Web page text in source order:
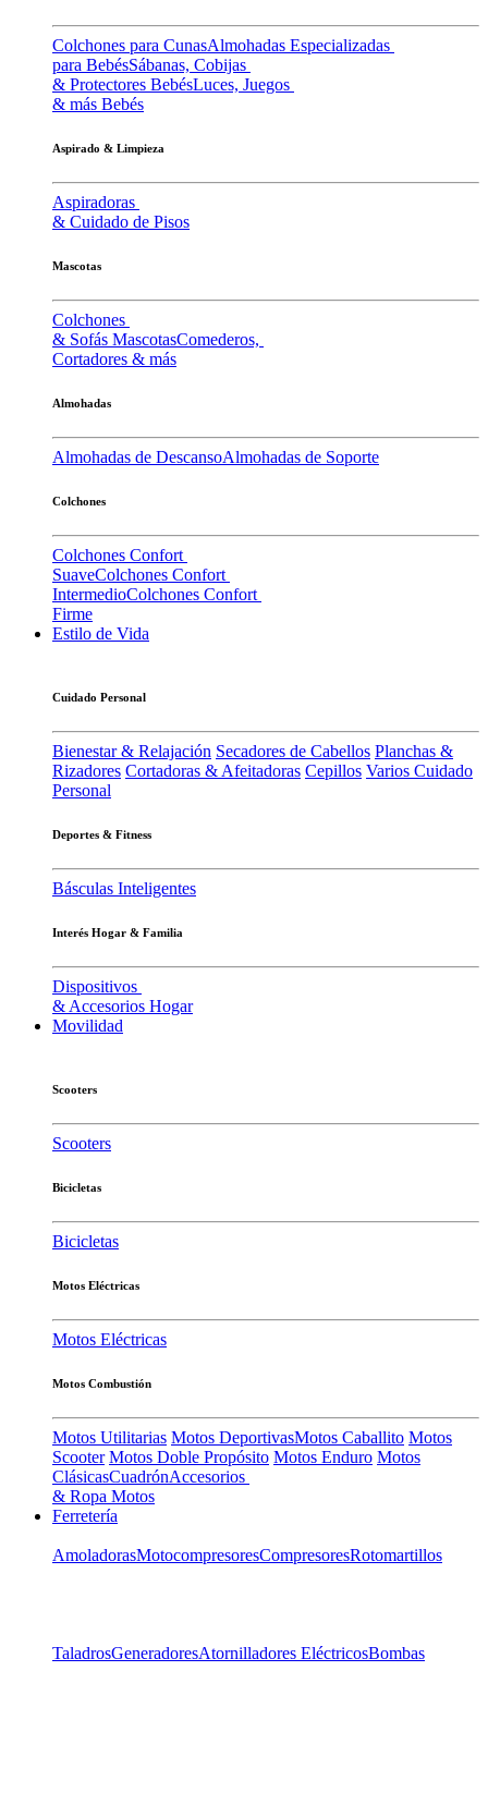
Colchones para CunasAlmohadas Especializadas
para BebésSábanas, Cobijas
& Protectores BebésLuces, Juegos
& más Bebés
Aspirado & Limpieza
Aspiradoras
& Cuidado de Pisos
Mascotas
Colchones
& Sofás MascotasComederos,
Cortadores & más
Almohadas
Almohadas de DescansoAlmohadas de Soporte
Colchones
Colchones Confort
SuaveColchones Confort
IntermedioColchones Confort
Firme
Estilo de Vida
Cuidado Personal
Bienestar & Relajación Secadores de Cabellos Planchas &
Rizadores Cortadoras & Afeitadoras Cepillos Varios Cuidado
Personal
Deportes & Fitness
Básculas Inteligentes
Interés Hogar & Familia
Dispositivos
& Accesorios Hogar
Movilidad
Scooters
Scooters
Bicicletas
Bicicletas
Motos Eléctricas
Motos Eléctricas
Motos Combustión
Motos Utilitarias Motos DeportivasMotos Caballito Motos
Scooter Motos Doble Propósito Motos Enduro Motos
ClásicasCuadrónAccesorios
& Ropa Motos
Ferretería
AmoladorasMotocompresoresCompresoresRotomartillos
TaladrosGeneradoresAtornilladores EléctricosBombas